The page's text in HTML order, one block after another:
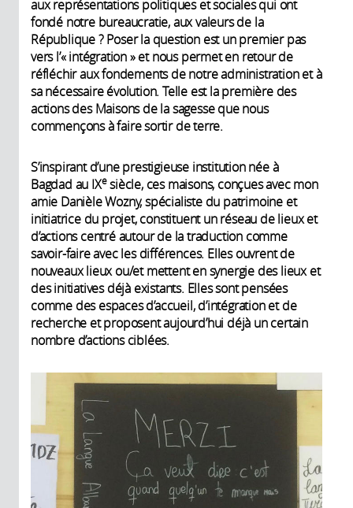
aux représentations politiques et sociales qui ont
fondé notre bureaucratie, aux valeurs de la
République ? Poser la question est un premier pas
vers l’« intégration » et nous permet en retour de
réfléchir aux fondements de notre administration et à
sa nécessaire évolution. Telle est la première des
actions des Maisons de la sagesse que nous
commençons à faire sortir de terre.
S’inspirant d’une prestigieuse institution née à
Bagdad au IXesiècle, ces maisons, conçues avec mon
amie Danièle Wozny, spécialiste du patrimoine et
initiatrice du projet, constituent un réseau de lieux et
d’actions centré autour de la traduction comme
savoir-faire avec les différences. Elles ouvrent de
nouveaux lieux ou/et mettent en synergie des lieux et
des initiatives déjà existants. Elles sont pensées
comme des espaces d’accueil, d’intégration et de
recherche et proposent aujourd’hui déjà un certain
nombre d’actions ciblées.